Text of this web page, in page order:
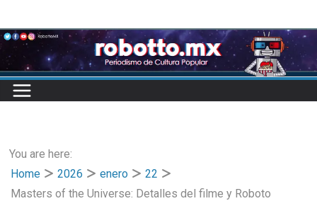
to
content
You are here:
Home
2026 enero
22
Masters of the Universe: Detalles del filme y Roboto